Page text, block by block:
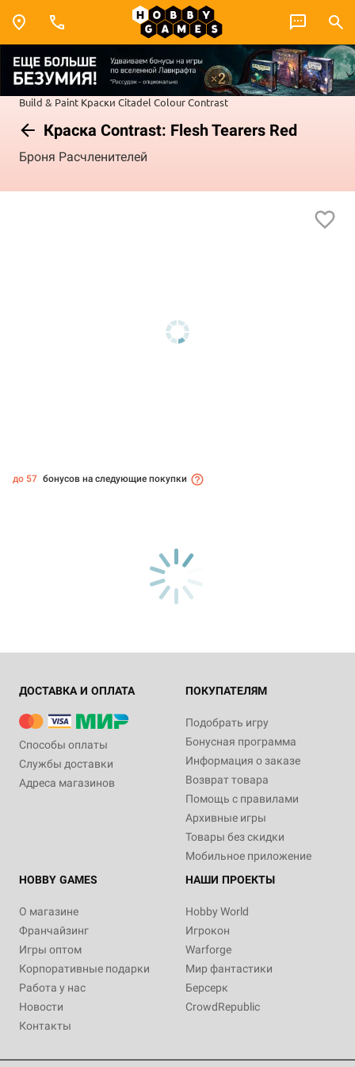
Build & Paint Краски Citadel ColourContrast
Краска Contrast: Flesh Tearers Red
Броня Расчленителей
до 57 бонусов на следующие покупки
ДОСТАВКА И ОПЛАТА
Способы оплаты
Службы доставки
Адреса магазинов
ПОКУПАТЕЛЯМ
Подобрать игру
Бонусная программа
Информация о заказе
Возврат товара
Помощь с правилами
Архивные игры
Товары без скидки
Мобильное приложение
HOBBY GAMES
О магазине
Франчайзинг
Игры оптом
Корпоративные подарки
Работа у нас
Новости
Контакты
НАШИ ПРОЕКТЫ
Hobby World
Игрокон
Warforge
Мир фантастики
Берсерк
CrowdRepublic